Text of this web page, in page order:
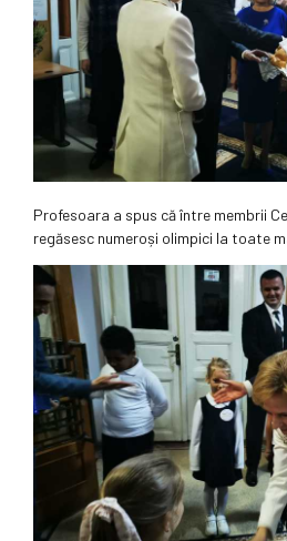
Profesoara a spus că între membrii
regăsesc numeroși olimpici la toate